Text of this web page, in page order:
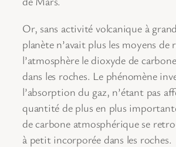
Or, sans activité volcanique à
planète n’avait plus les moyens de
l’atmosphère le dioxyde de
dans les roches. Le phénomène
l’absorption du gaz, n’étant pas
quantité de plus en plus
de carbone atmosphérique se
à petit incorporée dans les roches.